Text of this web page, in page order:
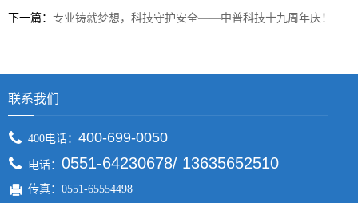
下一篇： 专业铸就梦想，科技守护安全——中普科技十九周年庆！
联系我们
400电话： 400-699-0050
电话： 0551-64230678/ 13635652510
传真：0551-65554498